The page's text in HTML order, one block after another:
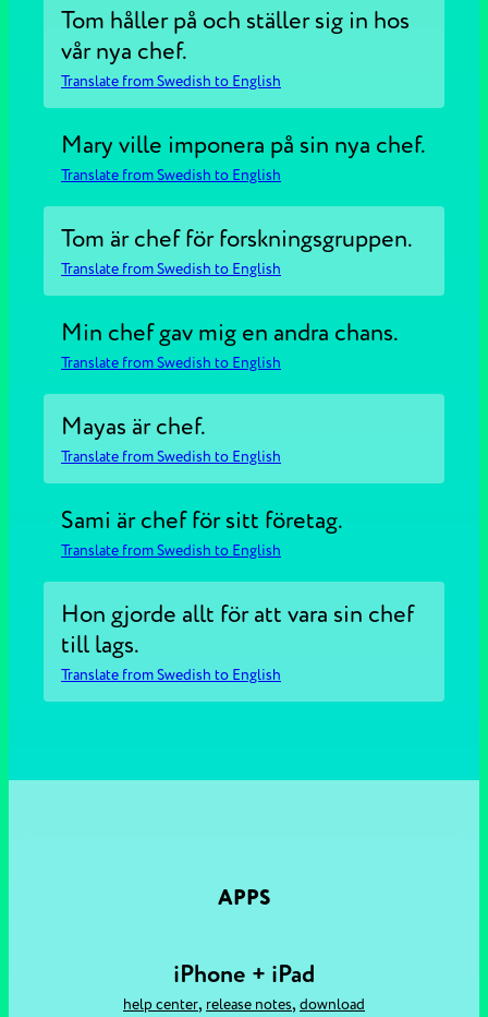
Tom håller på och ställer sig in hos
vår nya chef.
Translate from Swedish to English
Mary ville imponera på sin nya chef.
Translate from Swedish to English
Tom är chef för forskningsgruppen.
Translate from Swedish to English
Min chef gav mig en andra chans.
Translate from Swedish to English
Mayas är chef.
Translate from Swedish to English
Sami är chef för sitt företag.
Translate from Swedish to English
Hon gjorde allt för att vara sin chef
till lags.
Translate from Swedish to English
APPS
iPhone + iPad
help center, release notes, download